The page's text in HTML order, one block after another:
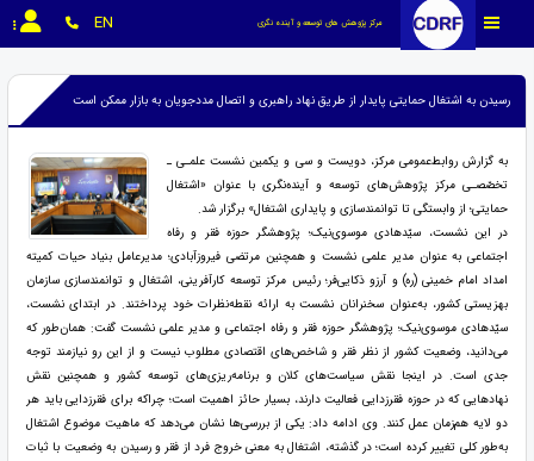
مرکز پژوهش های توسعه و آینده نگری EN
رسیدن به اشتغال حمایتی پایدار از طریق نهاد راهبری و اتصال مددجویان به بازار ممکن است
به گزارش روابط‌عمومی مرکز، دویست و سی و یکمین نشست علمـی ـ
تخصّصـی مرکز پژوهش‌های توسعه و آینده‌نگری با عنوان «اشتغال
حمایتی؛ از وابستگی تا توانمندسازی و پایداری اشتغال» برگزار شد.
در این نشست، سیّدهادی موسوی‌نیک؛ پژوهشگر حوزه فقر و رفاه
اجتماعی به عنوان مدیر علمی نشست و همچنین مرتضی فیروزآبادی؛ مدیرعامل بنیاد حیات کمیته
امداد امام خمینی (ره) و آرزو ذکایی‌فر؛ رئیس مرکز توسعه کارآفرینی، اشتغال و توانمندسازی سازمان
بهزیستی کشور، به‌عنوان سخنرانان نشست به ارائه نقطه‌نظرات خود پرداختند. در ابتدای نشست،
سیّدهادی موسوی‌نیک؛ پژوهشگر حوزه فقر و رفاه اجتماعی و مدیر علمی نشست گفت: همان‌طور که
می‌دانید، وضعیت کشور از نظر فقر و شاخص‌های اقتصادی مطلوب نیست و از این رو نیازمند توجه
جدی است. در اینجا نقش سیاست‌های کلان و برنامه‌ریزی‌های توسعه کشور و همچنین نقش
نهادهایی که در حوزه فقرزدایی فعالیت دارند، بسیار حائز اهمیت است؛ چراکه برای فقرزدایی باید هر
دو لایه هم‌زمان عمل کنند. وی ادامه داد: یکی از بررسی‌ها نشان می‌دهد که ماهیت موضوع اشتغال
به‌طور کلی تغییر کرده است؛ در گذشته، اشتغال به معنی خروج فرد از فقر و رسیدن به وضعیت با ثبات